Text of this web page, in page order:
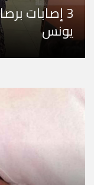
3 إصابات
يونس